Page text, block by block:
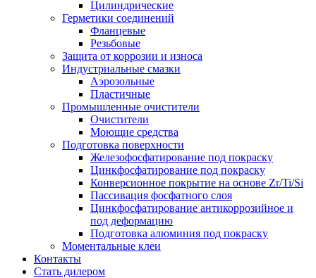
Цилиндрические
Герметики соединений
Фланцевые
Резьбовые
Защита от коррозии и износа
Индустриальные смазки
Аэрозольные
Пластичные
Промышленные очистители
Очистители
Моющие средства
Подготовка поверхности
Железофосфатирование под покраску
Цинкфосфатирование под покраску
Конверсионное покрытие на основе Zr/Ti/Si
Пассивация фосфатного слоя
Цинкфосфатирование антикоррозийное и
под деформацию
Подготовка алюминия под покраску
Моментальные клеи
Контакты
Стать дилером